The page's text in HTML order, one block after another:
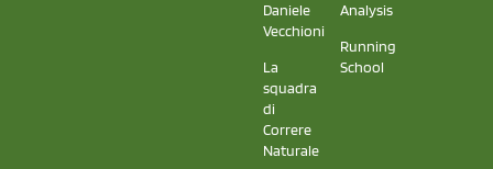
Daniele
Vecchioni
La
squadra
di
Correre
Naturale
Analysis
Running
School